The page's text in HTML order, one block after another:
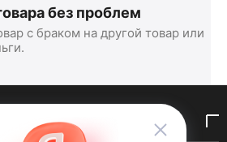
без проблем
с браком на другой товар или